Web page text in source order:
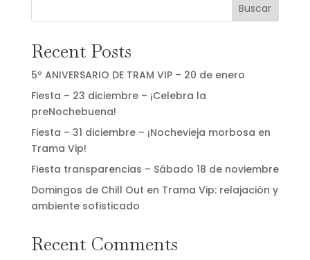
Buscar
Recent Posts
5º ANIVERSARIO DE TRAM VIP – 20 de enero
Fiesta – 23 diciembre – ¡Celebra la
preNochebuena!
Fiesta – 31 diciembre – ¡Nochevieja morbosa en
Trama Vip!
Fiesta transparencias – Sábado 18 de noviembre
Domingos de Chill Out en Trama Vip: relajación y
ambiente sofisticado
Recent Comments